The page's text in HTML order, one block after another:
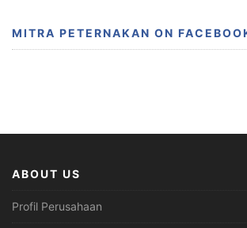
MITRA PETERNAKAN ON
ABOUT US
Profil Perusahaan